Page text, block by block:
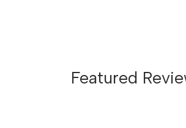
Featured